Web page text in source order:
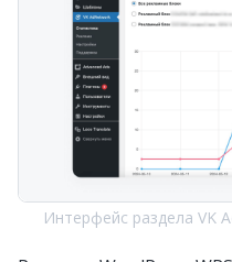
Интерфейс раздела VK